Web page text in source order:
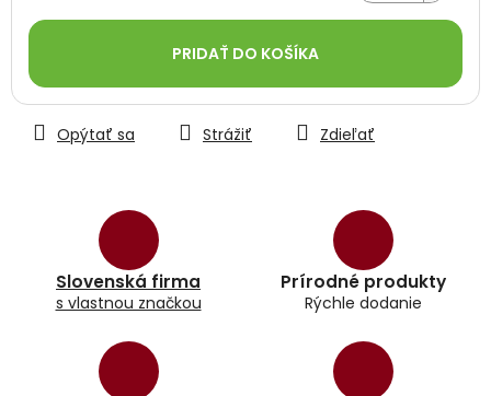
cena:
PRIDAŤ DO KOŠÍKA
Slovenská firma
s vlastnou značkou
Prírodné produkty
Rýchle dodanie
Opýtať sa Strážiť Zdieľať